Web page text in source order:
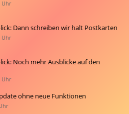
Uhr
Dann schreiben wir halt Postkarten
Uhr
Noch mehr Ausblicke auf den
Uhr
ohne neue Funktionen